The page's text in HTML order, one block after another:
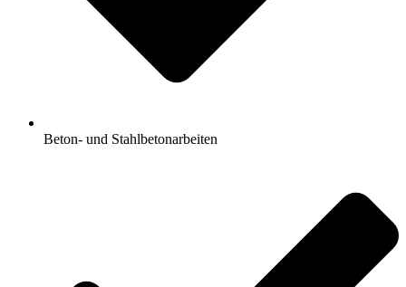
Beton- und Stahlbetonarbeiten